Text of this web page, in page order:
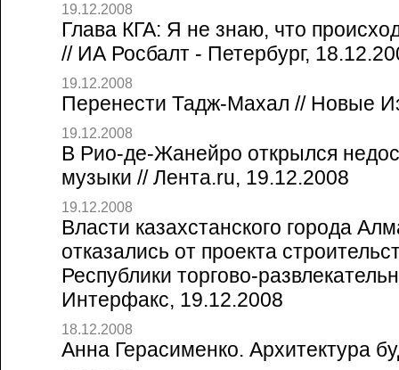
19.12.2008
Глава КГА: Я не знаю, что
// ИА Росбалт - Петербург,
19.12.2008
Перенести Тадж-Махал // Новые
19.12.2008
В Рио-де-Жанейро открылся
музыки // Лента.ru, 19.12.2008
19.12.2008
Власти казахстанского города
отказались от проекта
Республики торгово-
Интерфакс, 19.12.2008
18.12.2008
Анна Герасименко. Архитектура